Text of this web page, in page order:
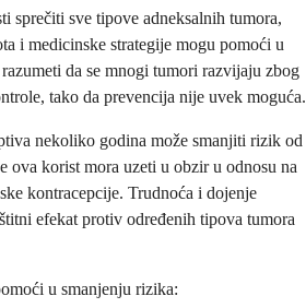
sprečiti sve tipove adneksalnih tumora,
i medicinske strategije mogu pomoći u
da se mnogi tumori razvijaju zbog
tako da prevencija nije uvek moguća.
nekoliko godina može smanjiti rizik od
ova korist mora uzeti u obzir u odnosu na
kontracepcije. Trudnoća i dojenje
efekat protiv određenih tipova tumora
u smanjenju rizika: